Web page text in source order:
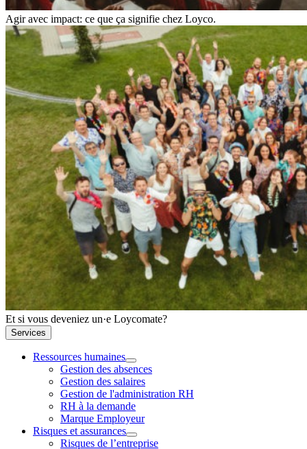
Agir avec impact: ce que ça signifie chez Loyco.
Et si vous deveniez un·e Loycomate?
Services
Ressources humaines
Gestion des absences
Gestion des salaires
Gestion de l'administration RH
RH à la demande
Marque Employeur
Risques et assurances
Risques de l’entreprise